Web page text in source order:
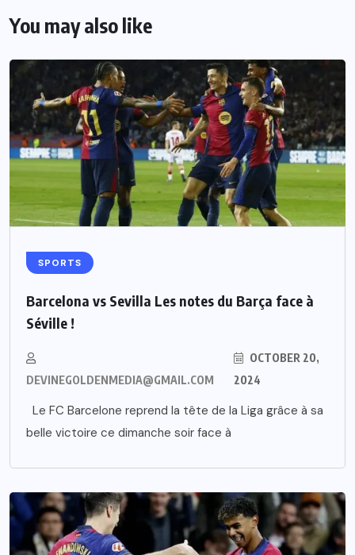
You may also like
SPORTS
Barcelona vs Sevilla Les notes du Barça face à
Séville !
DEVINEGOLDENMEDIA@GMAIL.COM
OCTOBER 20,
2024
Le FC Barcelone reprend la tête de la Liga grâce à sa
belle victoire ce dimanche soir face à